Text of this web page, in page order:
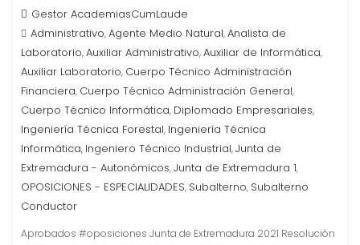
Gestor AcademiasCumLaude
Administrativo,Agente Medio Natural,Analista de
Laboratorio,Auxiliar Administrativo,Auxiliar de Informática,
Auxiliar Laboratorio, Cuerpo Técnico Administración
Financiera, Cuerpo Técnico Administración General,
Cuerpo Técnico Informática, Diplomado Empresariales,
Ingeniería Técnica Forestal, Ingeniería Técnica
Informática, Ingeniero Técnico Industrial,Junta de
Extremadura - Autonómicos,Junta de Extremadura 1,
OPOSICIONES - ESPECIALIDADES, Subalterno, Subalterno
Conductor
Aprobados #oposiciones Junta de Extremadura 2021 Resolución